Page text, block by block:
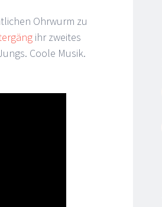
Ohrwurm zu
ihr zweites
Coole Musik.